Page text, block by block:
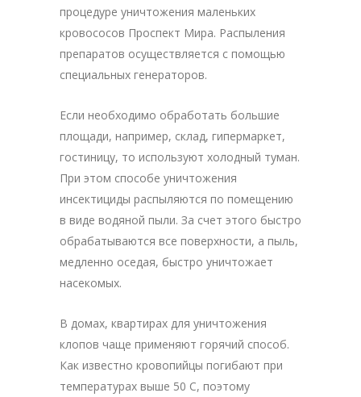
процедуре уничтожения маленьких
кровососов Проспект Мира. Распыления
препаратов осуществляется с помощью
специальных генераторов.
Если необходимо обработать большие
площади, например, склад, гипермаркет,
гостиницу, то используют холодный туман.
При этом способе уничтожения
инсектициды распыляются по помещению
в виде водяной пыли. За счет этого быстро
обрабатываются все поверхности, а пыль,
медленно оседая, быстро уничтожает
насекомых.
В домах, квартирах для уничтожения
клопов чаще применяют горячий способ.
Как известно кровопийцы погибают при
температурах выше 50 С, поэтому